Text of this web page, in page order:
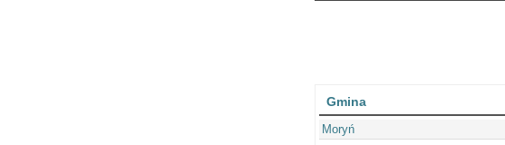
Gmina
Moryń